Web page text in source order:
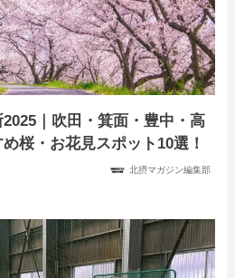
｜吹田・箕面・豊中・高
桜・お花見スポット10選！
北摂マガジン編集部